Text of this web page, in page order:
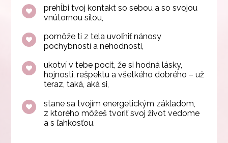
prehĺbi tvoj kontakt so sebou a so svojou
vnútornou silou,
pomôže ti z tela uvoľniť nánosy
pochybností a nehodnosti,
ukotví v tebe pocit, že si hodná lásky,
hojnosti, rešpektu a všetkého dobrého – už
teraz, taká, aká si,
stane sa tvojím energetickým základom,
z ktorého môžeš tvoriť svoj život vedome
a s ľahkosťou.